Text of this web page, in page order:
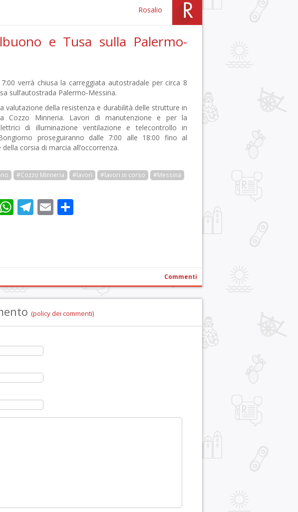
Rosalio
e Tusa sulla Palermo-
verrà chiusa la carreggiata autostradale per circa 8
sull’autostrada Palermo-Messina.
valutazione della resistenza e durabilità delle strutture in
Cozzo Minneria. Lavori di manutenzione e per la
di illuminazione ventilazione e telecontrollo in
proseguiranno dalle 7:00 alle 18:00 fino al
corsia di marcia all’occorrenza.
#Cozzo Minneria #lavori #lavori in corso
#Messina
WhatsApp
Telegram
Email
Commenti
(policy dei commenti)